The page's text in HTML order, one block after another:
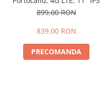
90Hz, 12GB RAM (3GB + 9GB
16, Unisoc T7250, 8300mAh,
SIM
899,00 RON
839,00 RON
PRECOMANDA